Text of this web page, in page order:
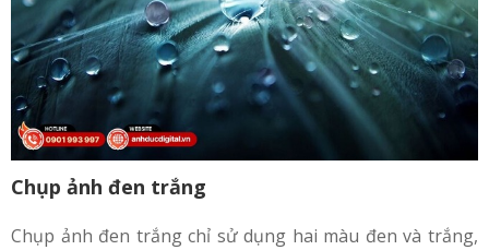
Chụp ảnh đen trắng
Chụp ảnh đen trắng chỉ sử dụng hai màu đen và trắng,